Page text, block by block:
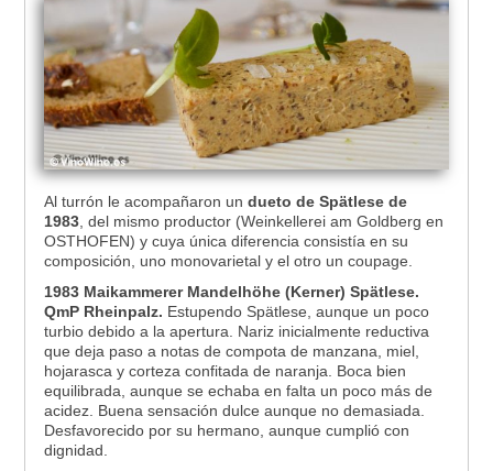
Al turrón le acompañaron un dueto de Spätlese de
1983, del mismo productor (Weinkellerei am Goldberg en
OSTHOFEN) y cuya única diferencia consistía en su
composición, uno monovarietal y el otro un coupage.
1983 Maikammerer Mandelhöhe (Kerner) Spätlese.
QmP Rheinpalz. Estupendo Spätlese, aunque un poco
turbio debido a la apertura. Nariz inicialmente reductiva
que deja paso a notas de compota de manzana, miel,
hojarasca y corteza confitada de naranja. Boca bien
equilibrada, aunque se echaba en falta un poco más de
acidez. Buena sensación dulce aunque no demasiada.
Desfavorecido por su hermano, aunque cumplió con
dignidad.